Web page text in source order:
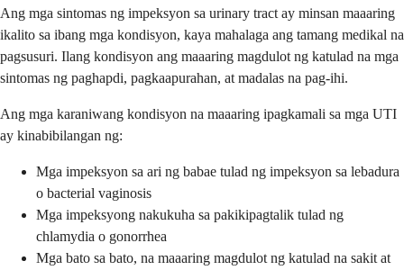
Ang mga sintomas ng impeksyon sa urinary tract ay minsan maaaring
ikalito sa ibang mga kondisyon, kaya mahalaga ang tamang medikal na
pagsusuri. Ilang kondisyon ang maaaring magdulot ng katulad na mga
sintomas ng paghapdi, pagkaapurahan, at madalas na pag-ihi.
Ang mga karaniwang kondisyon na maaaring ipagkamali sa mga UTI
ay kinabibilangan ng:
Mga impeksyon sa ari ng babae tulad ng impeksyon sa lebadura
o bacterial vaginosis
Mga impeksyong nakukuha sa pakikipagtalik tulad ng
chlamydia o gonorrhea
Mga bato sa bato, na maaaring magdulot ng katulad na sakit at